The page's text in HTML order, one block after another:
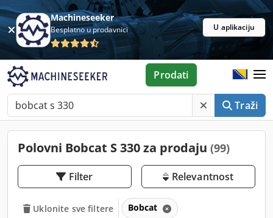
Machineseeker
Besplatno u prodavnici U aplikaciju
Traži
Prodati
Polovni Bobcat S 330 za prodaju (99)
Filter Relevantnost
Uklonite sve filtere Bobcat